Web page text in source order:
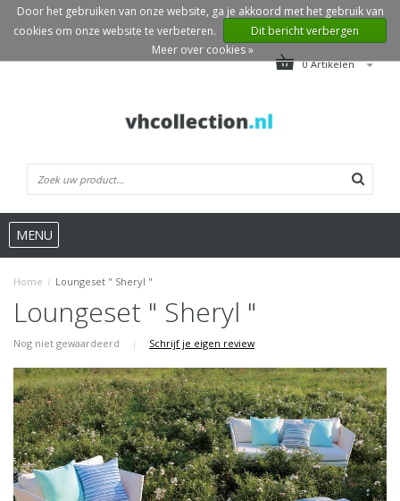
0 Artikelen
MENU
Home / Loungeset " Sheryl "
Loungeset " Sheryl "
Nog niet gewaardeerd | Schrijf je eigen review
Door het gebruiken van onze website, ga je akkoord met het gebruik van
cookies om onze website te verbeteren.
Dit bericht verbergen
Meer over cookies »